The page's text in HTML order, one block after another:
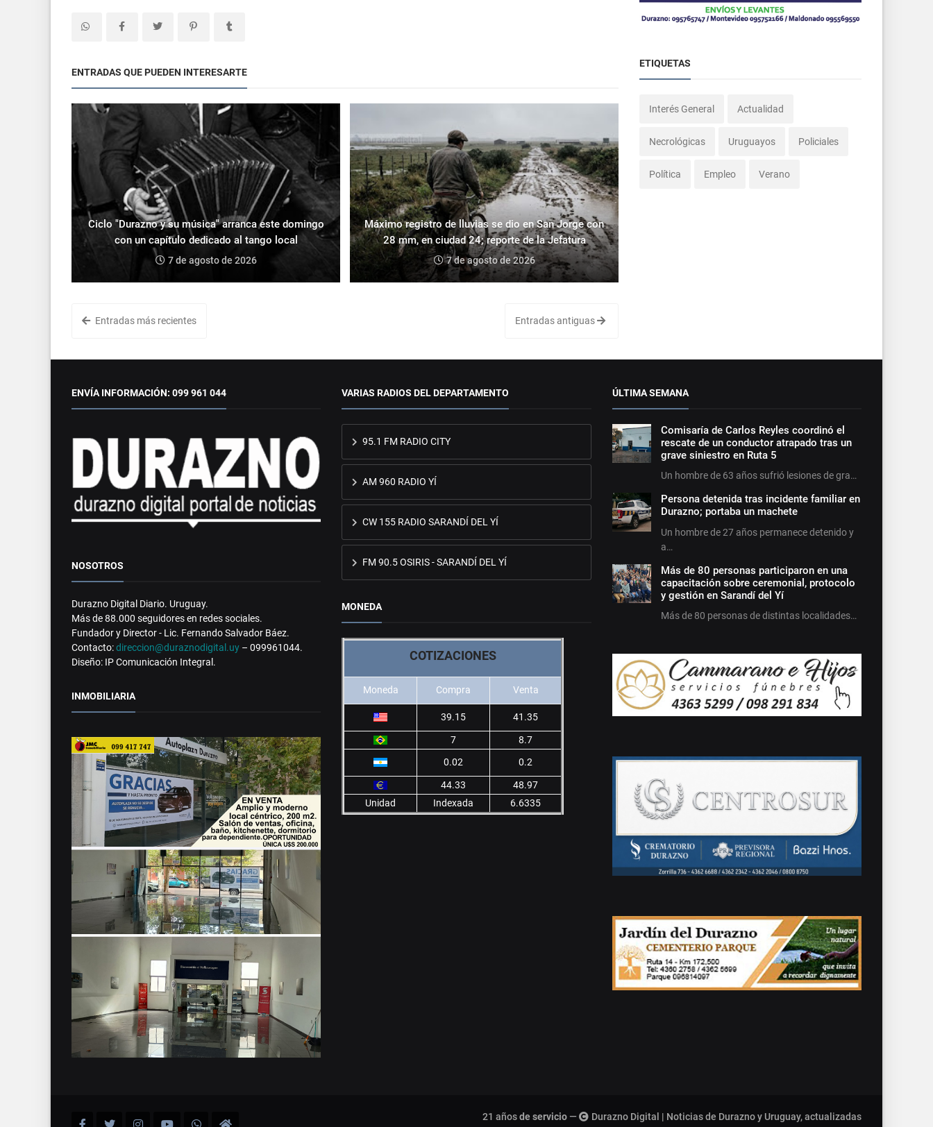
ENTRADAS QUE PUEDEN INTERESARTE
Ciclo "Durazno y su música" arranca este domingo
con un capítulo dedicado al tango local
7 de agosto de 2026
Máximo registro de lluvias se dio en San Jorge con
28 mm, en ciudad 24; reporte de la Jefatura
7 de agosto de 2026
Entradas más recientes Entradas antiguas
ETIQUETAS
Interés General Actualidad
Necrológicas Uruguayos Policiales
Política Empleo Verano
ENVÍA INFORMACIÓN: 099 961 044
NOSOTROS
Durazno Digital Diario. Uruguay.
Más de 88.000 seguidores en redes sociales.
Fundador y Director - Lic. Fernando Salvador Báez.
Contacto:direccion@duraznodigital.uy – 099961044.
Diseño: IP Comunicación Integral.
INMOBILIARIA
VARIAS RADIOS DEL DEPARTAMENTO
95.1 FM RADIO CITY
AM 960 RADIO YÍ
CW 155 RADIO SARANDÍ DEL YÍ
FM 90.5 OSIRIS - SARANDÍ DEL YÍ
MONEDA
COTIZACIONES
Moneda Compra Venta
39.15 41.35
7
8.7
0.02
0.2
44.33
48.97
Unidad
Indexada 6.6335
ÚLTIMA SEMANA
Comisaría de Carlos Reyles coordinó el
rescate de un conductor atrapado tras un
grave siniestro en Ruta 5
Un hombre de 63 años sufrió lesiones de gra…
Persona detenida tras incidente familiar en
Durazno; portaba un machete
Un hombre de 27 años permanece detenido y
a…
Más de 80 personas participaron en una
capacitación sobre ceremonial, protocolo
y gestión en Sarandí del Yí
Más de 80 personas de distintas localidades…
21 añosde servicio —
Durazno Digital | Noticias de Durazno y Uruguay, actualizadas